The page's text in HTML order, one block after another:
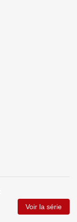
Voir la série